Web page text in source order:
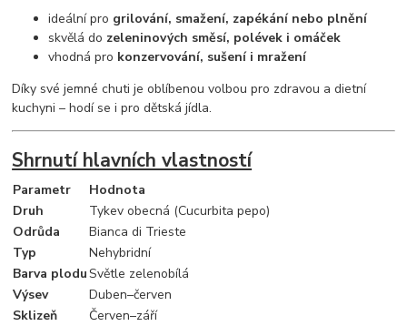
ideální pro grilování, smažení, zapékání nebo plnění
skvělá do zeleninových směsí, polévek i omáček
vhodná pro konzervování, sušení i mražení
Díky své jemné chuti je oblíbenou volbou pro zdravou a dietní
kuchyni – hodí se i pro dětská jídla.
Shrnutí hlavních vlastností
Parametr
Hodnota
Druh
Tykev obecná (Cucurbita pepo)
Odrůda
Bianca di Trieste
Typ
Nehybridní
Barva ploduSvětle zelenobílá
Výsev
Duben–červen
Sklizeň
Červen–září